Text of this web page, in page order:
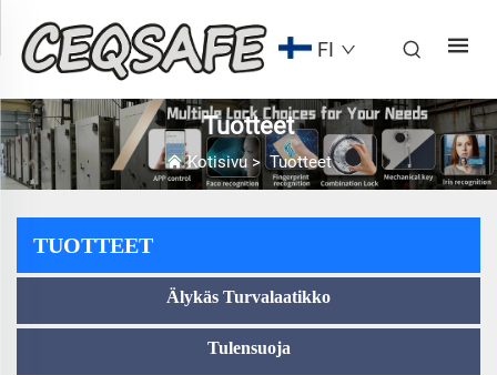
FI
Tuotteet
Kotisivu>Tuotteet
TUOTTEET
Älykäs Turvalaatikko
Tulensuoja